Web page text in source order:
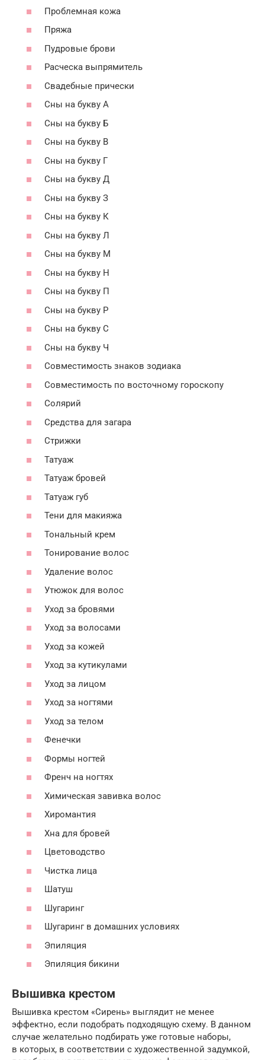
Проблемная кожа
Пряжа
Пудровые брови
Расческа выпрямитель
Свадебные прически
Сны на букву А
Сны на букву Б
Сны на букву В
Сны на букву Г
Сны на букву Д
Сны на букву З
Сны на букву К
Сны на букву Л
Сны на букву М
Сны на букву Н
Сны на букву П
Сны на букву Р
Сны на букву С
Сны на букву Ч
Совместимость знаков зодиака
Совместимость по восточному гороскопу
Солярий
Средства для загара
Стрижки
Татуаж
Татуаж бровей
Татуаж губ
Тени для макияжа
Тональный крем
Тонирование волос
Удаление волос
Утюжок для волос
Уход за бровями
Уход за волосами
Уход за кожей
Уход за кутикулами
Уход за лицом
Уход за ногтями
Уход за телом
Фенечки
Формы ногтей
Френч на ногтях
Химическая завивка волос
Хиромантия
Хна для бровей
Цветоводство
Чистка лица
Шатуш
Шугаринг
Шугаринг в домашних условиях
Эпиляция
Эпиляция бикини
Вышивка крестом
Вышивка крестом «Сирень» выглядит не менее
эффектно, если подобрать подходящую схему. В данном
случае желательно подбирать уже готовые наборы,
в которых, в соответствии с художественной задумкой,